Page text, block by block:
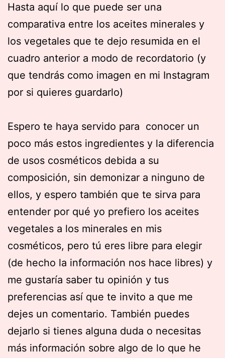
Hasta aquí lo que puede ser una
comparativa entre los aceites minerales y
los vegetales que te dejo resumida en el
cuadro anterior a modo de recordatorio (y
que tendrás como imagen en mi Instagram
por si quieres guardarlo)
Espero te haya servido para conocer un
poco más estos ingredientes y la diferencia
de usos cosméticos debida a su
composición, sin demonizar a ninguno de
ellos, y espero también que te sirva para
entender por qué yo prefiero los aceites
vegetales a los minerales en mis
cosméticos, pero tú eres libre para elegir
(de hecho la información nos hace libres) y
me gustaría saber tu opinión y tus
preferencias así que te invito a que me
dejes un comentario. También puedes
dejarlo si tienes alguna duda o necesitas
más información sobre algo de lo que he